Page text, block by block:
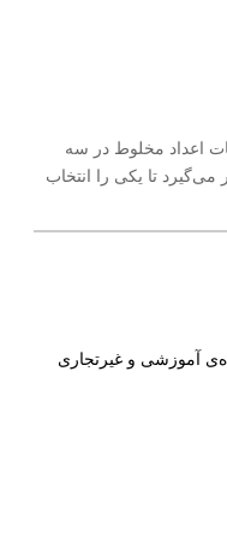
اعداد مخلوط در سه
تا یکی را انتخاب
آموزشی و غیرتجاری